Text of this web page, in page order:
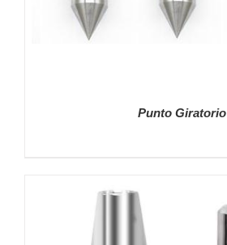
Punto Giratorio